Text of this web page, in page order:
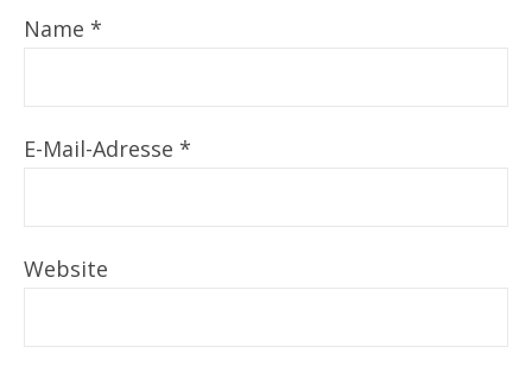
Name *
E-Mail-Adresse *
Website